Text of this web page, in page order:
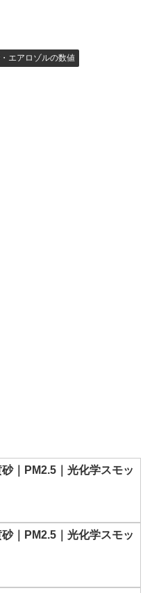
エアロゾルの数値
｜PM2.5｜光化学スモッ
砂｜PM2.5｜光化学スモッ